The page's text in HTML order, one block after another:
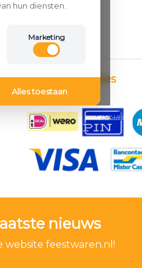
Betaalmethodes
nieuws
website feestwaren.nl!
hun diensten.
Marketing
Alles toestaan